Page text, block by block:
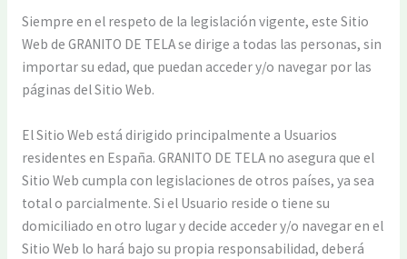
Siempre en el respeto de la legislación vigente, este Sitio
Web de GRANITO DE TELA se dirige a todas las personas, sin
importar su edad, que puedan acceder y/o navegar por las
páginas del Sitio Web.
El Sitio Web está dirigido principalmente a Usuarios
residentes en España. GRANITO DE TELA no asegura que el
Sitio Web cumpla con legislaciones de otros países, ya sea
total o parcialmente. Si el Usuario reside o tiene su
domiciliado en otro lugar y decide acceder y/o navegar en el
Sitio Web lo hará bajo su propia responsabilidad, deberá